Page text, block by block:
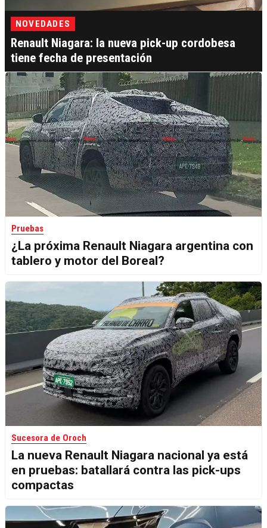
NOVEDADES
Renault Niagara: la nueva pick-up cordobesa
tiene fecha de presentación
Pruebas
¿La próxima Renault Niagara argentina con
tablero y motor del Boreal?
Sucesora de Oroch
La nueva Renault Niagara nacional ya está
en pruebas: batallará contra las pick-ups
compactas